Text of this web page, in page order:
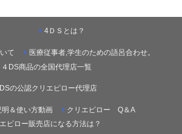
4ＤＳとは？
て
医療従事者,学生のための語呂合わせ。
４DS商品の全国代理店一覧
DSの公認クリエピロー代理店
明＆使い方動画
クリエピロー Q＆A
ピロー販売店になる方法は？